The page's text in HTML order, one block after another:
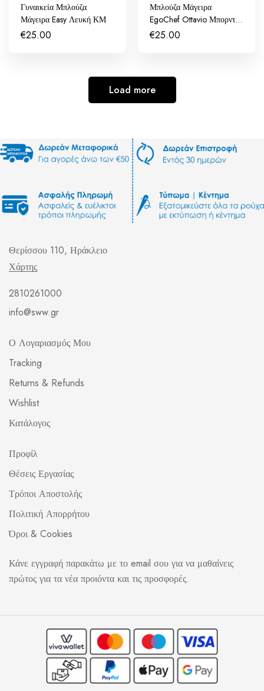
Γυναικεία Μπλούζα
Μάγειρα Easy Λευκή ΚΜ
€25.00
Μπλούζα Μάγειρα
EgoChef Ottavio Μπορντώ
ΚΜ
€25.00
Load more
Θερίσσου 110, Ηράκλειο
Χάρτης
2810261000
info@sww.gr
Ο Λογαριασμός Μου
Tracking
Returns & Refunds
Wishlist
Κατάλογος
Προφίλ
Θέσεις Εργασίας
Τρόποι Αποστολής
Πολιτική Απορρήτου
Όροι & Cookies
Κάνε εγγραφή παρακάτω με το email σου για να μαθαίνεις
πρώτος για τα νέα προιόντα και τις προσφορές.